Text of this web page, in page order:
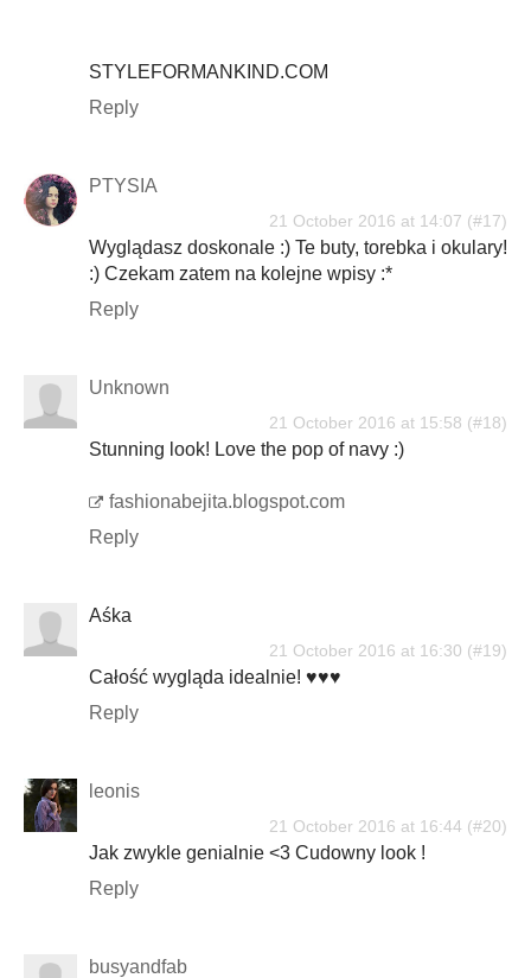
STYLEFORMANKIND.COM
Reply
PTYSIA
21 October 2016 at 14:07
Wyglądasz doskonale :) Te buty, torebka i okulary!
:) Czekam zatem na kolejne wpisy :*
Reply
Unknown
21 October 2016 at 15:58
Stunning look! Love the pop of navy :)
fashionabejita.blogspot.com
Reply
Aśka
21 October 2016 at 16:30
Całość wygląda idealnie! ♥♥♥
Reply
leonis
21 October 2016 at 16:44
Jak zwykle genialnie <3 Cudowny look !
Reply
busyandfab